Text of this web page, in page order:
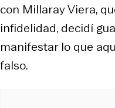
con Millaray Viera,
infidelidad, decidí
manifestar lo que
falso.